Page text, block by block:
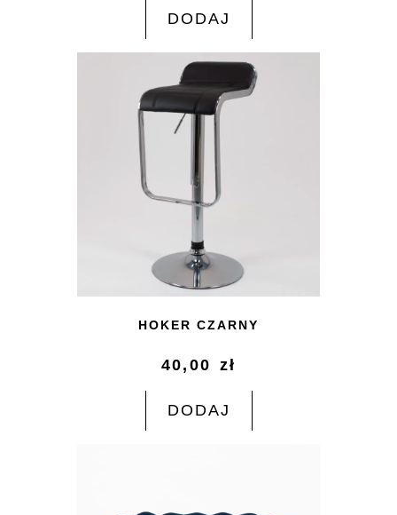
DODAJ
HOKER CZARNY
40,00 zł
DODAJ